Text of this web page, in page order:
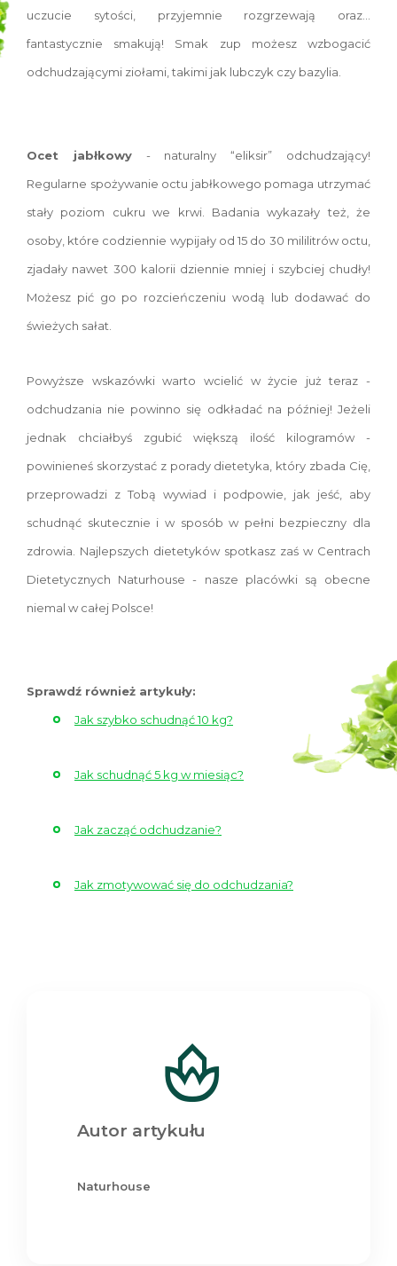
uczucie sytości, przyjemnie rozgrzewają oraz…
fantastycznie smakują! Smak zup możesz wzbogacić
odchudzającymi ziołami, takimi jak lubczyk czy bazylia.
Ocet jabłkowy- naturalny “eliksir” odchudzający!
Regularne spożywanie octu jabłkowego pomaga utrzymać
stały poziom cukru we krwi. Badania wykazały też, że
osoby, które codziennie wypijały od 15 do 30 mililitrów octu,
zjadały nawet 300 kalorii dziennie mniej i szybciej chudły!
Możesz pić go po rozcieńczeniu wodą lub dodawać do
świeżych sałat.
Powyższe wskazówki warto wcielić w życie już teraz -
odchudzania nie powinno się odkładać na później! Jeżeli
jednak chciałbyś zgubić większą ilość kilogramów -
powinieneś skorzystać z porady dietetyka, który zbada Cię,
przeprowadzi z Tobą wywiad i podpowie, jak jeść, aby
schudnąć skutecznie i w sposób w pełni bezpieczny dla
zdrowia. Najlepszych dietetyków spotkasz zaś w Centrach
Dietetycznych Naturhouse - nasze placówki są obecne
niemal w całej Polsce!
Sprawdź również artykuły:
Jak szybko schudnąć 10 kg?
Jak schudnąć 5 kg w miesiąc?
Jak zacząć odchudzanie?
Jak zmotywować się do odchudzania?
Autor artykułu
Naturhouse